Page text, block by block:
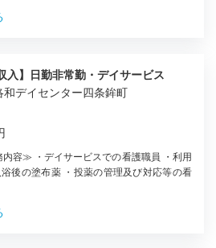
入】日勤非常勤・デイサービス
デイセンター四条鉾町
容≫ ・デイサービスでの看護職員 ・利用
後の塗布薬 ・投薬の管理及び対応等の看